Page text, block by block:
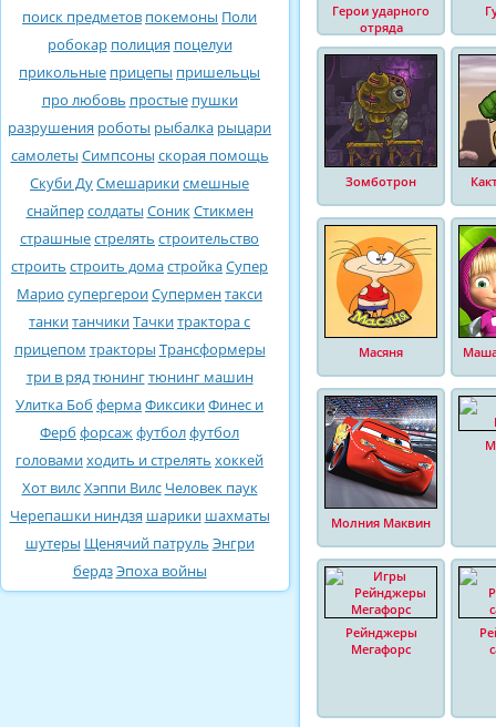
поиск предметов покемоны Поли
робокар полиция поцелуи
прикольные прицепы пришельцы
про любовь простые пушки
разрушения роботы рыбалка рыцари
самолеты Симпсоны скорая помощь
Скуби ДуСмешарикисмешные
снайперсолдаты СоникСтикмен
страшныестрелять строительство
строить строить домастройкаСупер
Марио супергероиСуперментакси
танкитанчикиТачкитрактора с
прицепом тракторы Трансформеры
три в рядтюнингтюнинг машин
Улитка Боб фермаФиксикиФинес и
Ферб форсажфутболфутбол
головамиходить и стрелять хоккей
Хот вилсХэппи Вилс Человек паук
Черепашки ниндзя шарики шахматы
шутеры Щенячий патруль Энгри
бердзЭпоха войны
Герои ударного
отряда
Зомботрон
Масяня
Молния Маквин
Рейнджеры
Мегафорс